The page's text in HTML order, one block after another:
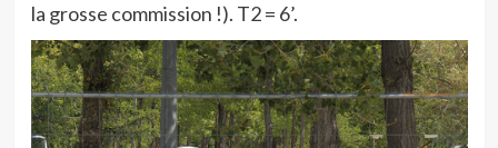
la grosse commission !). T2 = 6’.